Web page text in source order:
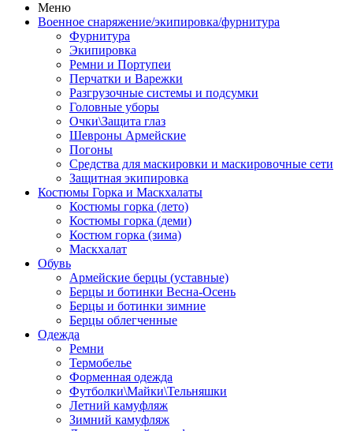
Меню
Военное снаряжение/экипировка/фурнитура
Фурнитура
Экипировка
Ремни и Портупеи
Перчатки и Варежки
Разгрузочные системы и подсумки
Головные уборы
Очки\Защита глаз
Шевроны Армейские
Погоны
Средства для маскировки и маскировочные сети
Защитная экипировка
Костюмы Горка и Маскхалаты
Костюмы горка (лето)
Костюмы горка (деми)
Костюм горка (зима)
Маскхалат
Обувь
Армейские берцы (уставные)
Берцы и ботинки Весна-Осень
Берцы и ботинки зимние
Берцы облегченные
Одежда
Ремни
Термобелье
Форменная одежда
Футболки\Майки\Тельняшки
Летний камуфляж
Зимний камуфляж